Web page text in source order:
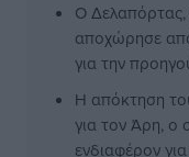
Ο Δελαπόρτας,
αποχώρησε
για την
Η απόκτηση
για τον Άρη, ο
ενδιαφέρον